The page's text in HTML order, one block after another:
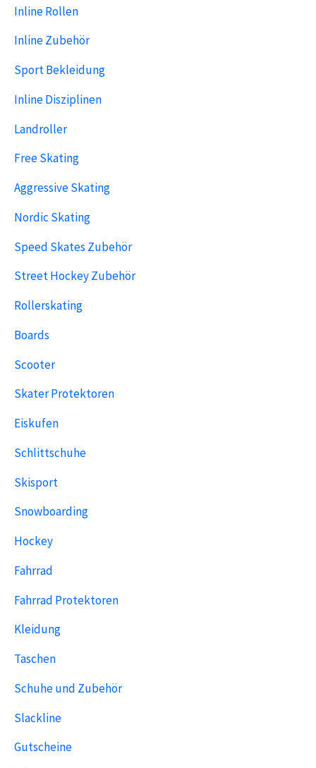
Inline Rollen
Inline Zubehör
Sport Bekleidung
Inline Disziplinen
Landroller
Free Skating
Aggressive Skating
Nordic Skating
Speed Skates Zubehör
Street Hockey Zubehör
Rollerskating
Boards
Scooter
Skater Protektoren
Eiskufen
Schlittschuhe
Skisport
Snowboarding
Hockey
Fahrrad
Fahrrad Protektoren
Kleidung
Taschen
Schuhe und Zubehör
Slackline
Gutscheine